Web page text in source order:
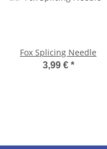
Fox Splicing Needle
3,99 € *